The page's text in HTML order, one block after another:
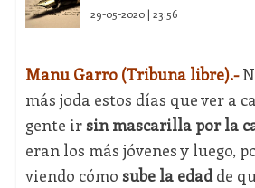
29-05-2020 | 23:56
Manu Garro (Tribuna libre).-
más joda estos días que ver a
gente irsin mascarilla por la
eran los más jóvenes y luego,
viendo cómo sube la edadde